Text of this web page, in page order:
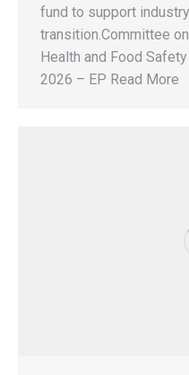
fund to support
transition.Committee
Health and Food
2026 – EP Read More